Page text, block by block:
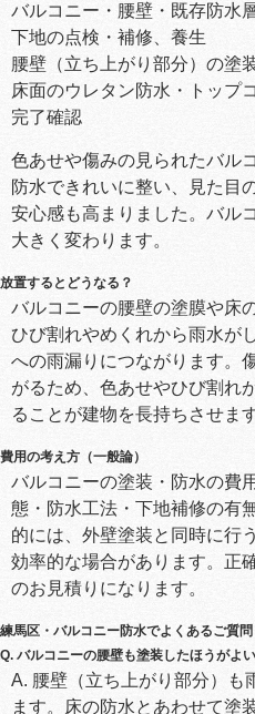
バルコニー・腰壁・既存防水
下地の点検・補修、養生
腰壁（立ち上がり部分）の塗
床面のウレタン防水・トップ
完了確認
色あせや傷みの見られたバル
防水できれいに整い、見た目
安心感も高まりました。バル
大きく変わります。
放置するとどうなる？
バルコニーの腰壁の塗膜や床
ひび割れやめくれから雨水が
への雨漏りにつながります。
がるため、色あせやひび割れ
ることが建物を長持ちさせます
費用の考え方（一般論）
バルコニーの塗装・防水の費
態・防水工法・下地補修の有
的には、外壁塗装と同時に行
効率的な場合があります。正
のお見積りになります。
練馬区・バルコニー防水でよくあるご質問
Q. バルコニーの腰壁も塗装したほうがよ
A. 腰壁（立ち上がり部分）も
ます。床の防水とあわせて塗